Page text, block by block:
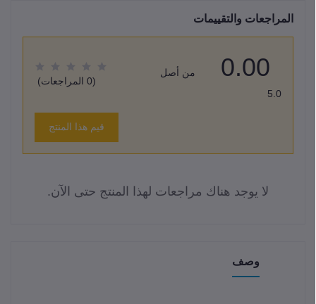
المراجعات والتقييمات
0.00
من أصل
5.0
(0 المراجعات)
قيم هذا المنتج
لا يوجد هناك مراجعات لهذا المنتج حتى الآن.
وصف